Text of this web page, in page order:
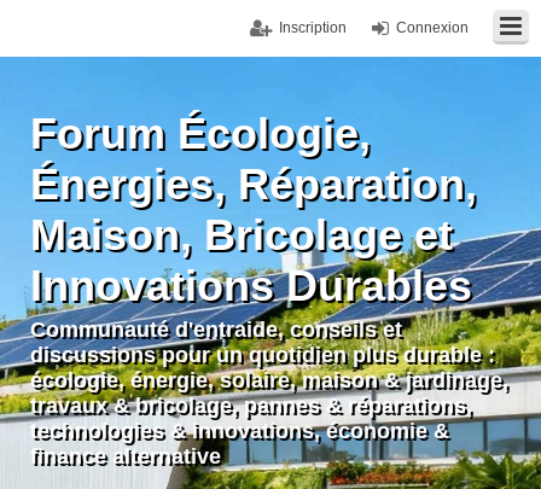
Connexion
Inscription
Forum Écologie,
Énergies, Réparation,
Maison, Bricolage et
Innovations Durables
Communauté d'entraide, conseils et
discussions pour un quotidien plus durable :
écologie, énergie, solaire, maison & jardinage,
travaux & bricolage, pannes & réparations,
technologies & innovations, économie &
finance alternative